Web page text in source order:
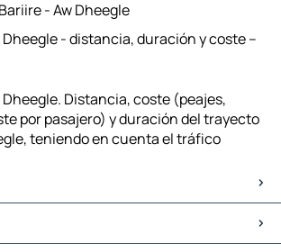
Bariire - Aw Dheegle
Dheegle - distancia, duración y coste –
Dheegle. Distancia, coste (peajes,
por pasajero) y duración del trayecto
teniendo en cuenta el tráfico
Planos